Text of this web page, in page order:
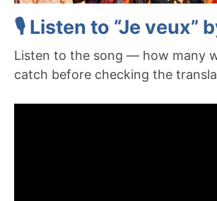
🎙️ Listen to “Je veux”
Listen to the song — how many
catch before checking the